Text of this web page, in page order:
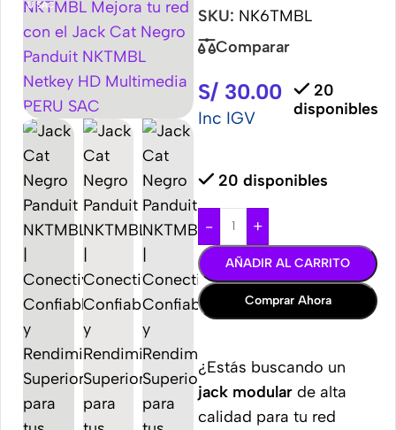
SKU: NK6TMBL
Comparar
S/ 30.00
Inc IGV
20
disponibles
20 disponibles
- +
AÑADIR AL CARRITO
Comprar Ahora
¿Estás buscando un
jack modular de alta
calidad para tu red